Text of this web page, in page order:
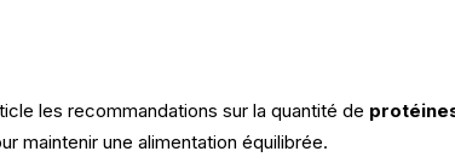
les recommandations sur la quantité de
maintenir une alimentation équilibrée.